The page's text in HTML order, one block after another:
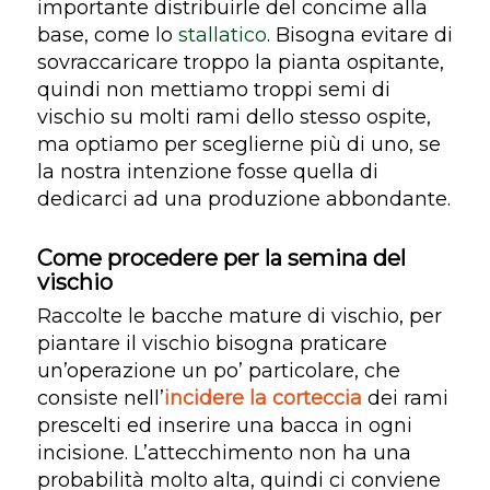
importante distribuirle del concime alla
base, come lo stallatico. Bisogna evitare di
sovraccaricare troppo la pianta ospitante,
quindi non mettiamo troppi semi di
vischio su molti rami dello stesso ospite,
ma optiamo per sceglierne più di uno, se
la nostra intenzione fosse quella di
dedicarci ad una produzione abbondante.
Come procedere per la semina del
vischio
Raccolte le bacche mature di vischio, per
piantare il vischio bisogna praticare
un’operazione un po’ particolare, che
consiste nell’incidere la corteccia dei rami
prescelti ed inserire una bacca in ogni
incisione. L’attecchimento non ha una
probabilità molto alta, quindi ci conviene